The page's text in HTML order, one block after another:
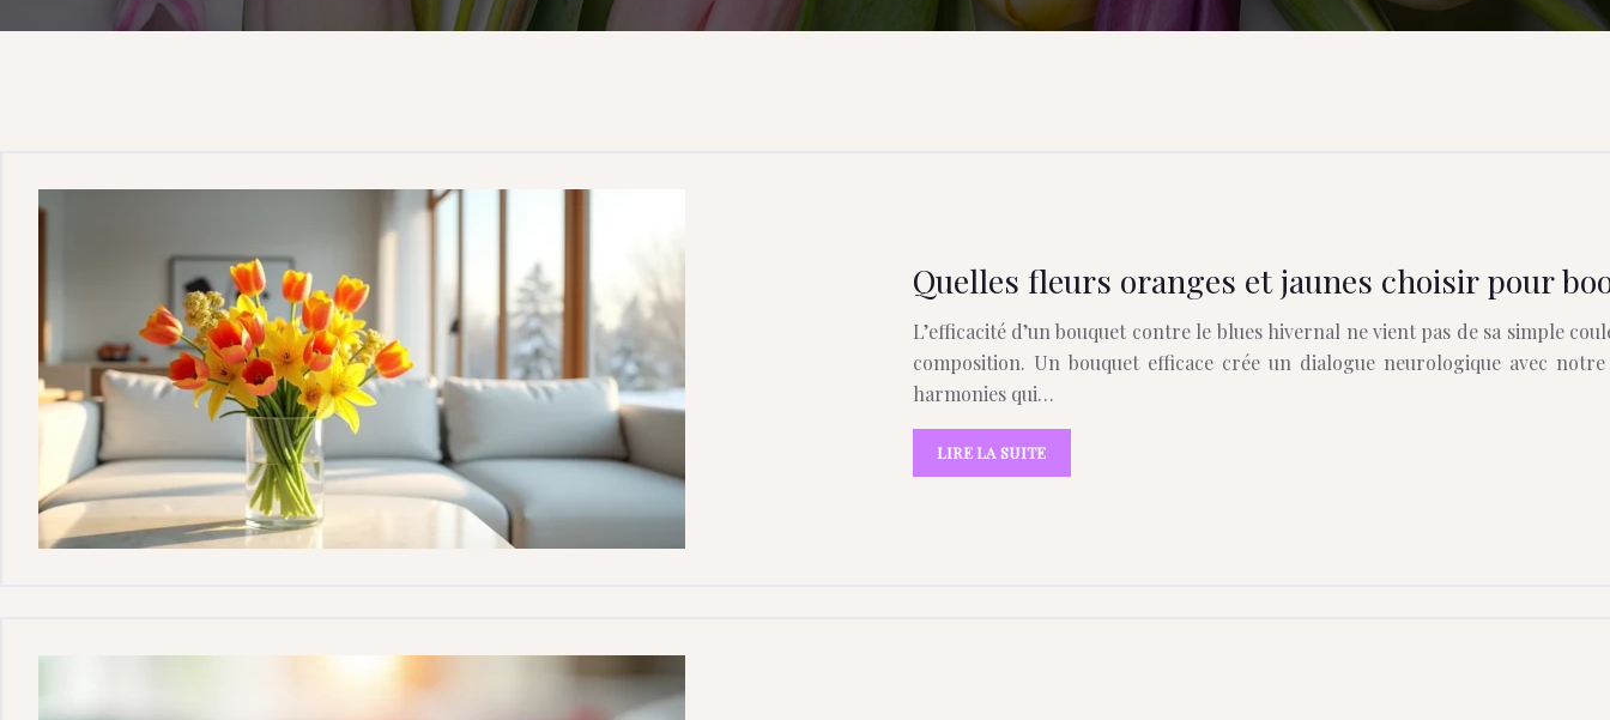
Quelles fleurs oranges et jaunes choisir pour
L’efficacité d’un bouquet contre le blues hivernal ne vient pas de sa simple
composition. Un bouquet efficace crée un dialogue neurologique avec
harmonies qui…
LIRE LA SUITE